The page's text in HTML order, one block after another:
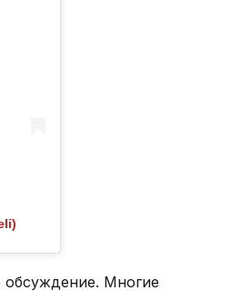
обсуждение. Многие